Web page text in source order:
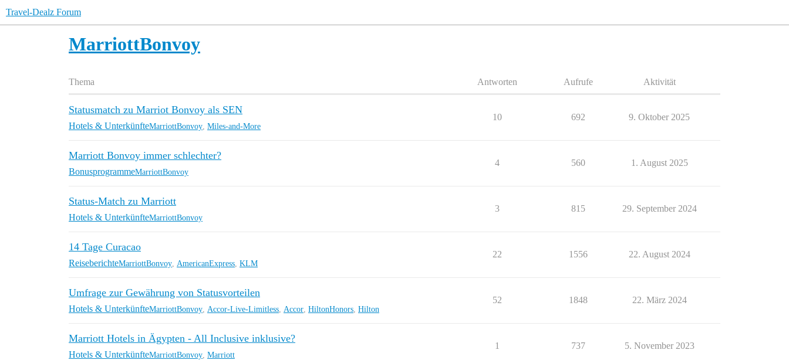
Travel-Dealz Forum
MarriottBonvoy
Thema Antworten Aufrufe Aktivität
Statusmatch zu Marriot Bonvoy als SEN
Hotels & UnterkünfteMarriottBonvoy Miles-and-More
10 692 9. Oktober 2025
Marriott Bonvoy immer schlechter?
BonusprogrammeMarriottBonvoy
4 560 1. August 2025
Status-Match zu Marriott
Hotels & UnterkünfteMarriottBonvoy
3 815 29. September 2024
14 Tage Curacao
ReiseberichteMarriottBonvoy AmericanExpress KLM
22 1556 22. August 2024
Umfrage zur Gewährung von Statusvorteilen
Hotels & UnterkünfteMarriottBonvoy Accor-Live-Limitless Accor HiltonHonors Hilton
52 1848 22. März 2024
Marriott Hotels in Ägypten - All Inclusive inklusive?
Hotels & UnterkünfteMarriottBonvoy Marriott
1 737 5. November 2023